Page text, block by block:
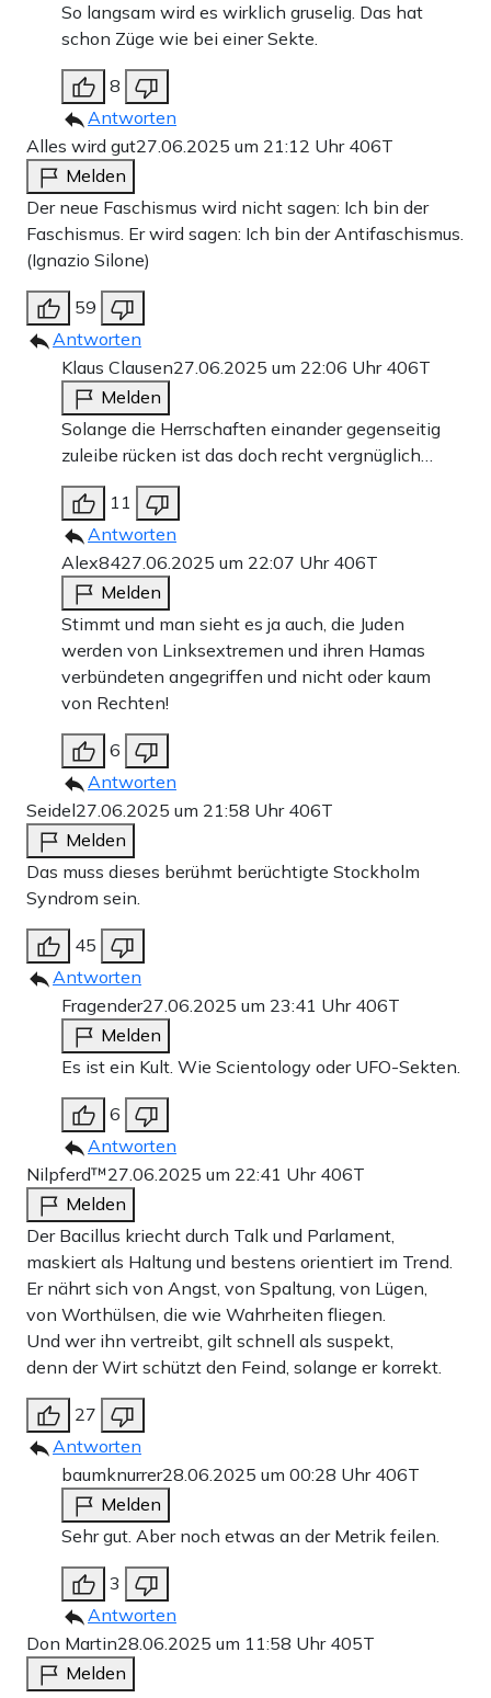
So langsam wird es wirklich gruselig. Das hat
schon Züge wie bei einer Sekte.
8
Antworten
Alles wird gut27.06.2025 um 21:12 Uhr 406T
Melden
Der neue Faschismus wird nicht sagen: Ich bin der
Faschismus. Er wird sagen: Ich bin der Antifaschismus.
(Ignazio Silone)
59
Antworten
Klaus Clausen27.06.2025 um 22:06 Uhr 406T
Melden
Solange die Herrschaften einander gegenseitig
zuleibe rücken ist das doch recht vergnüglich…
11
Antworten
Alex8427.06.2025 um 22:07 Uhr 406T
Melden
Stimmt und man sieht es ja auch, die Juden
werden von Linksextremen und ihren Hamas
verbündeten angegriffen und nicht oder kaum
von Rechten!
6
Antworten
Seidel27.06.2025 um 21:58 Uhr 406T
Melden
Das muss dieses berühmt berüchtigte Stockholm
Syndrom sein.
45
Antworten
Fragender27.06.2025 um 23:41 Uhr 406T
Melden
Es ist ein Kult. Wie Scientology oder UFO-Sekten.
6
Antworten
Nilpferd™27.06.2025 um 22:41 Uhr 406T
Melden
Der Bacillus kriecht durch Talk und Parlament,
maskiert als Haltung und bestens orientiert im Trend.
Er nährt sich von Angst, von Spaltung, von Lügen,
von Worthülsen, die wie Wahrheiten fliegen.
Und wer ihn vertreibt, gilt schnell als suspekt,
denn der Wirt schützt den Feind, solange er korrekt.
27
Antworten
baumknurrer28.06.2025 um 00:28 Uhr 406T
Melden
Sehr gut. Aber noch etwas an der Metrik feilen.
3
Antworten
Don Martin28.06.2025 um 11:58 Uhr 405T
Melden